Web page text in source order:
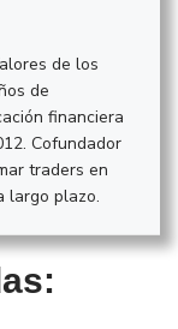
de los
de
financiera
Cofundador
traders en
largo plazo.